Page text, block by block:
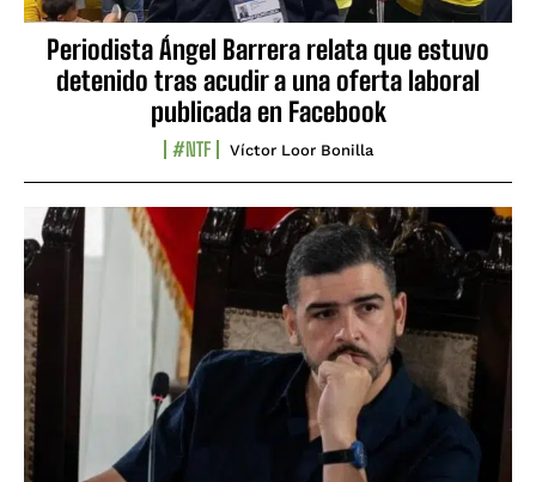
Periodista Ángel Barrera relata que estuvo
detenido tras acudir a una oferta laboral
publicada en Facebook
#NTF Víctor Loor Bonilla